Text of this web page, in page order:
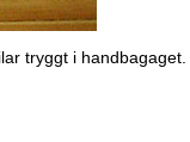
tryggt i handbagaget.